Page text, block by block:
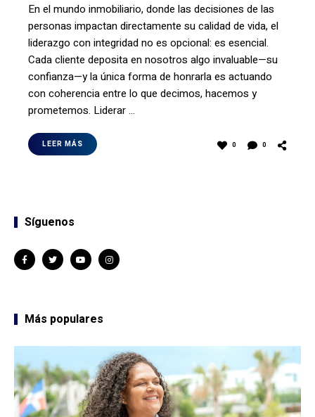
En el mundo inmobiliario, donde las decisiones de las
personas impactan directamente su calidad de vida, el
liderazgo con integridad no es opcional: es esencial.
Cada cliente deposita en nosotros algo invaluable—su
confianza—y la única forma de honrarla es actuando
con coherencia entre lo que decimos, hacemos y
prometemos. Liderar …
LEER MÁS 0 0
Síguenos
Más populares